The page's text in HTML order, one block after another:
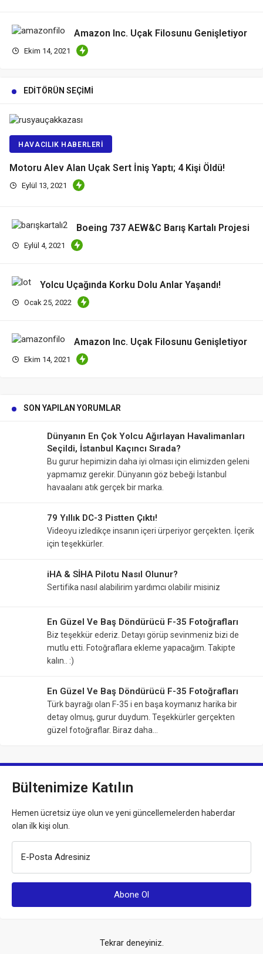
Amazon Inc. Uçak Filosunu Genişletiyor
Ekim 14, 2021
EDITÖRÜN SEÇIMI
HAVACILIK HABERLERI
Motoru Alev Alan Uçak Sert İniş Yaptı; 4 Kişi Öldü!
Eylül 13, 2021
Boeing 737 AEW&C Barış Kartalı Projesi
Eylül 4, 2021
Yolcu Uçağında Korku Dolu Anlar Yaşandı!
Ocak 25, 2022
Amazon Inc. Uçak Filosunu Genişletiyor
Ekim 14, 2021
SON YAPILAN YORUMLAR
Dünyanın En Çok Yolcu Ağırlayan Havalimanları
Seçildi, İstanbul Kaçıncı Sırada?
Bu gurur hepimizin daha iyi olması için elimizden geleni
yapmamız gerekir. Dünyanın göz bebeği İstanbul
havaalanı atık gerçek bir marka.
79 Yıllık DC-3 Pistten Çıktı!
Videoyu izledikçe insanın içeri ürperiyor gerçekten. İçerik
için teşekkürler.
iHA & SİHA Pilotu Nasıl Olunur?
Sertifika nasıl alabilirim yardımcı olabilir misiniz
En Güzel Ve Baş Döndürücü F-35 Fotoğrafları
Biz teşekkür ederiz. Detayı görüp sevinmeniz bizi de
mutlu etti. Fotoğraflara ekleme yapacağım. Takipte
kalın.. :)
En Güzel Ve Baş Döndürücü F-35 Fotoğrafları
Türk bayrağı olan F-35 i en başa koymanız harika bir
detay olmuş, gurur duydum. Teşekkürler gerçekten
güzel fotoğraflar. Biraz daha…
Bültenimize Katılın
Hemen ücretsiz üye olun ve yeni güncellemelerden haberdar
olan ilk kişi olun.
E-Posta Adresiniz
Tekrar deneyiniz.